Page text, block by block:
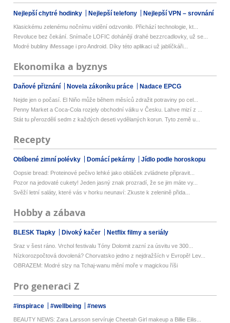
Nejlepší chytré hodinky Nejlepší telefony Nejlepší VPN – srovnání
Klasickému zelenému nočnímu vidění odzvonilo. Přichází technologie, kt...
Revoluce bez čekání. Snímače LOFIC dohánějí drahé bezzrcadlovky, už se...
Modré bubliny iMessage i pro Android. Díky této aplikaci už jablíčkáři...
Ekonomika a byznys
Daňové přiznání Novela zákoníku práce Nadace EPCG
Nejde jen o počasí. El Niňo může během měsíců zdražit potraviny po cel...
Penny Market a Coca-Cola rozjely obchodní válku v Česku. Lahve mizí z ...
Stát tu přerozdělí sedm z každých deseti vydělaných korun. Tyto země u...
Recepty
Oblíbené zimní polévky Domácí pekárny Jídlo podle horoskopu
Oopsie bread: Proteinové pečivo lehké jako obláček zvládnete připravit...
Pozor na jedovaté cukety! Jeden jasný znak prozradí, že se jim máte vy...
Svěží letní saláty, které vás v horku neunaví: Zkuste k zelenině přida...
Hobby a zábava
BLESK Tlapky Divoký kačer Netflix filmy a seriály
Sraz v šest ráno. Vrchol festivalu Tóny Dolomit zazní za úsvitu ve 300...
Nízkorozpočtová dovolená? Chorvatsko jedno z nejdražších v Evropě! Lev...
OBRAZEM: Modré slzy na Tchaj-wanu mění moře v magickou říši
Pro generaci Z
#inspirace #wellbeing #news
BEAUTY NEWS: Zara Larsson servíruje Cheetah Girl makeup a Billie Eilis...